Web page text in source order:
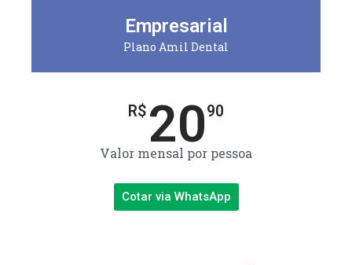
Empresarial
Plano Amil Dental
R$ 2090
Valor mensal por pessoa
Cotar via WhatsApp